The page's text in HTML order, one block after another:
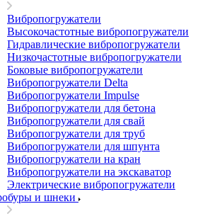
Вибропогружатели
Высокочастотные вибропогружатели
Гидравлические вибропогружатели
Низкочастотные вибропогружатели
Боковые вибропогружатели
Вибропогружатели Delta
Вибропогружатели Impulse
Вибропогружатели для бетона
Вибропогружатели для свай
Вибропогружатели для труб
Вибропогружатели для шпунта
Вибропогружатели на кран
Вибропогружатели на экскаватор
Электрические вибропогружатели
и шнеки